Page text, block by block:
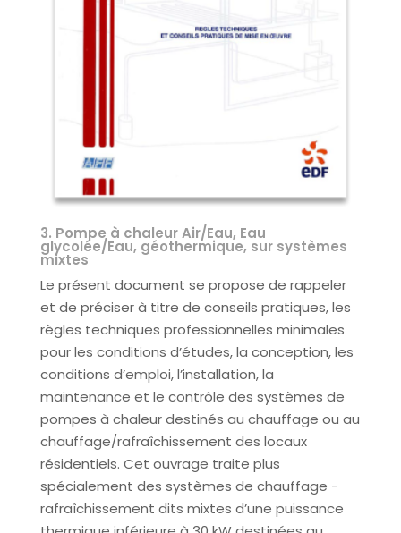
3. Pompe à chaleur Air/Eau, Eau
glycolée/Eau, géothermique, sur systèmes
mixtes
Le présent document se propose de rappeler
et de préciser à titre de conseils pratiques, les
règles techniques professionnelles minimales
pour les conditions d’études, la conception, les
conditions d’emploi, l’installation, la
maintenance et le contrôle des systèmes de
pompes à chaleur destinés au chauffage ou au
chauffage/rafraîchissement des locaux
résidentiels. Cet ouvrage traite plus
spécialement des systèmes de chauffage -
rafraîchissement dits mixtes d’une puissance